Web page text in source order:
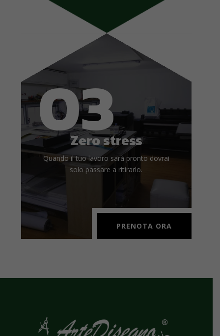
03
Zero stress
Quando il tuo lavoro sarà pronto dovrai
solo passare a ritirarlo.
PRENOTA ORA